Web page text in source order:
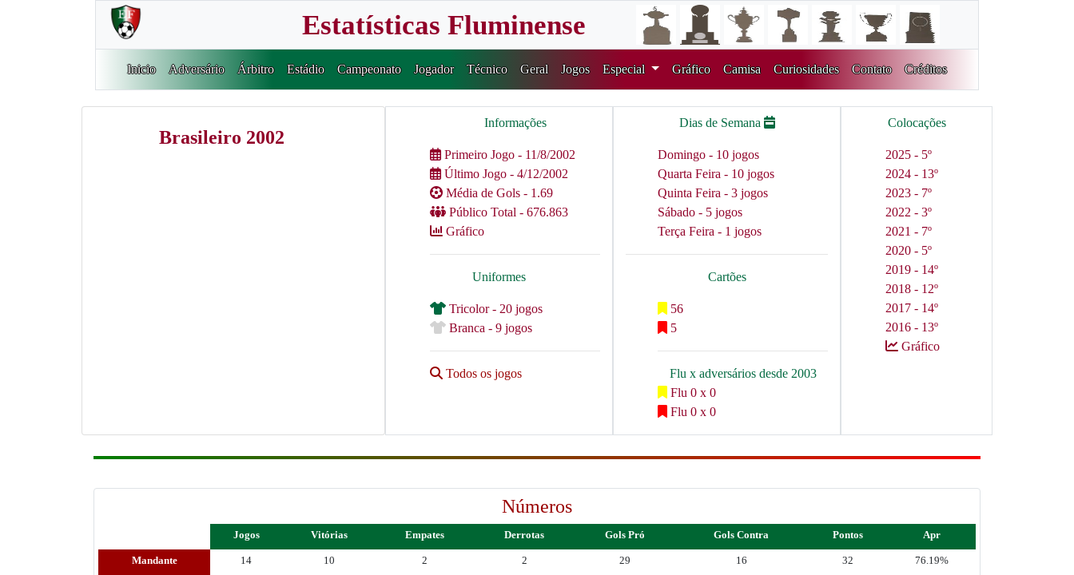
Estatísticas Fluminense
Inicio Adversário Árbitro Estádio Campeonato Jogador Técnico Geral Jogos Especial Gráfico Camisa Curiosidades Contato Créditos
Brasileiro 2002
Informações
Primeiro Jogo - 11/8/2002
Último Jogo - 4/12/2002
Média de Gols - 1.69
Público Total - 676.863
Gráfico
Uniformes
Tricolor - 20 jogos
Branca - 9 jogos
Todos os jogos
Dias de Semana
Domingo - 10 jogos
Quarta Feira - 10 jogos
Quinta Feira - 3 jogos
Sábado - 5 jogos
Terça Feira - 1 jogos
Cartões
56
5
Flu x adversários desde 2003
Flu 0 x 0
Flu 0 x 0
Colocações
2025 - 5º
2024 - 13º
2023 - 7º
2022 - 3º
2021 - 7º
2020 - 5º
2019 - 14º
2018 - 12º
2017 - 14º
2016 - 13º
Gráfico
Números
Jogos Vitórias Empates Derrotas Gols Pró Gols Contra Pontos Apr
Mandante 14 10 2 2 29 16 32
76.19%